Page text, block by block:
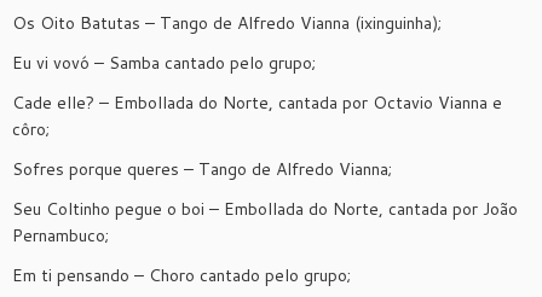
Os Oito Batutas – Tango de Alfredo Vianna (ixinguinha);
Eu vi vovó – Samba cantado pelo grupo;
Cade elle? – Embollada do Norte, cantada por Octavio Vianna e
côro;
Sofres porque queres – Tango de Alfredo Vianna;
Seu Coltinho pegue o boi – Embollada do Norte, cantada por João
Pernambuco;
Em ti pensando – Choro cantado pelo grupo;